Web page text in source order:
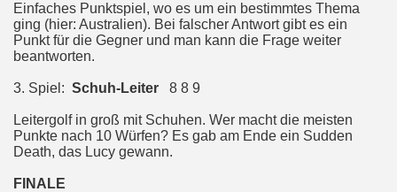
Einfaches Punktspiel, wo es um ein bestimmtes Thema
ging (hier: Australien). Bei falscher Antwort gibt es ein
Punkt für die Gegner und man kann die Frage weiter
beantworten.
3. Spiel: Schuh-Leiter 8 8 9
Leitergolf in groß mit Schuhen. Wer macht die meisten
Punkte nach 10 Würfen? Es gab am Ende ein Sudden
Death, das Lucy gewann.
FINALE